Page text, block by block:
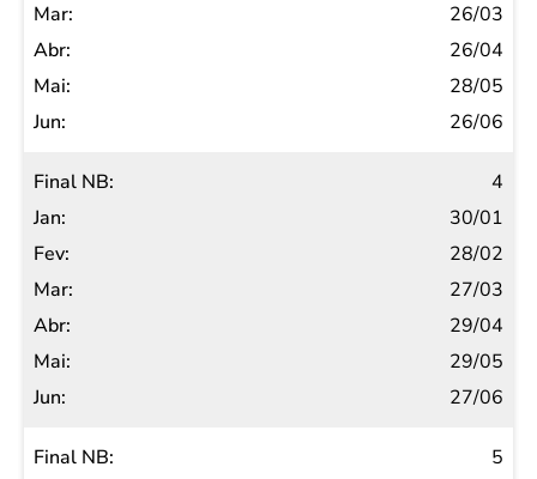
26/03
26/04
28/05
26/06
4
30/01
28/02
27/03
29/04
29/05
27/06
5